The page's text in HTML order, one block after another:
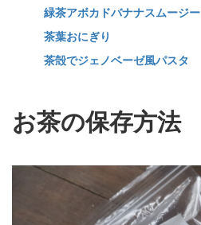
緑茶アボカドバナナスムージー
茶葉おにぎり
茶殻でジェノベーゼ風パスタ
お茶の保存方法